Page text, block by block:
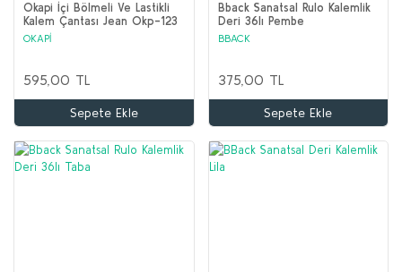
Okapi İçi Bölmeli Ve Lastikli
Kalem Çantası Jean Okp-123
Kırmızı
OKAPİ
595,00 TL
Sepete Ekle
Bback Sanatsal Rulo Kalemlik
Deri 36lı Pembe
BBACK
375,00 TL
Sepete Ekle